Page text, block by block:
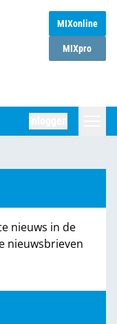
MIXonline
MIXpro
nieuws in de
nieuwsbrieven